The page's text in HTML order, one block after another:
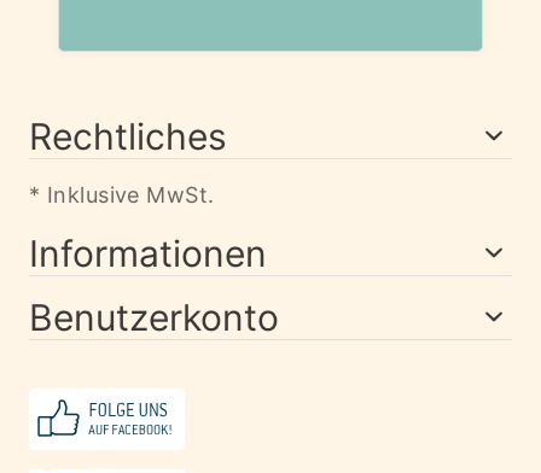
Rechtliches
* Inklusive MwSt.
Informationen
Benutzerkonto